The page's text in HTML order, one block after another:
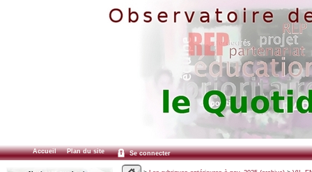
Accueil Plan du site Se connecter